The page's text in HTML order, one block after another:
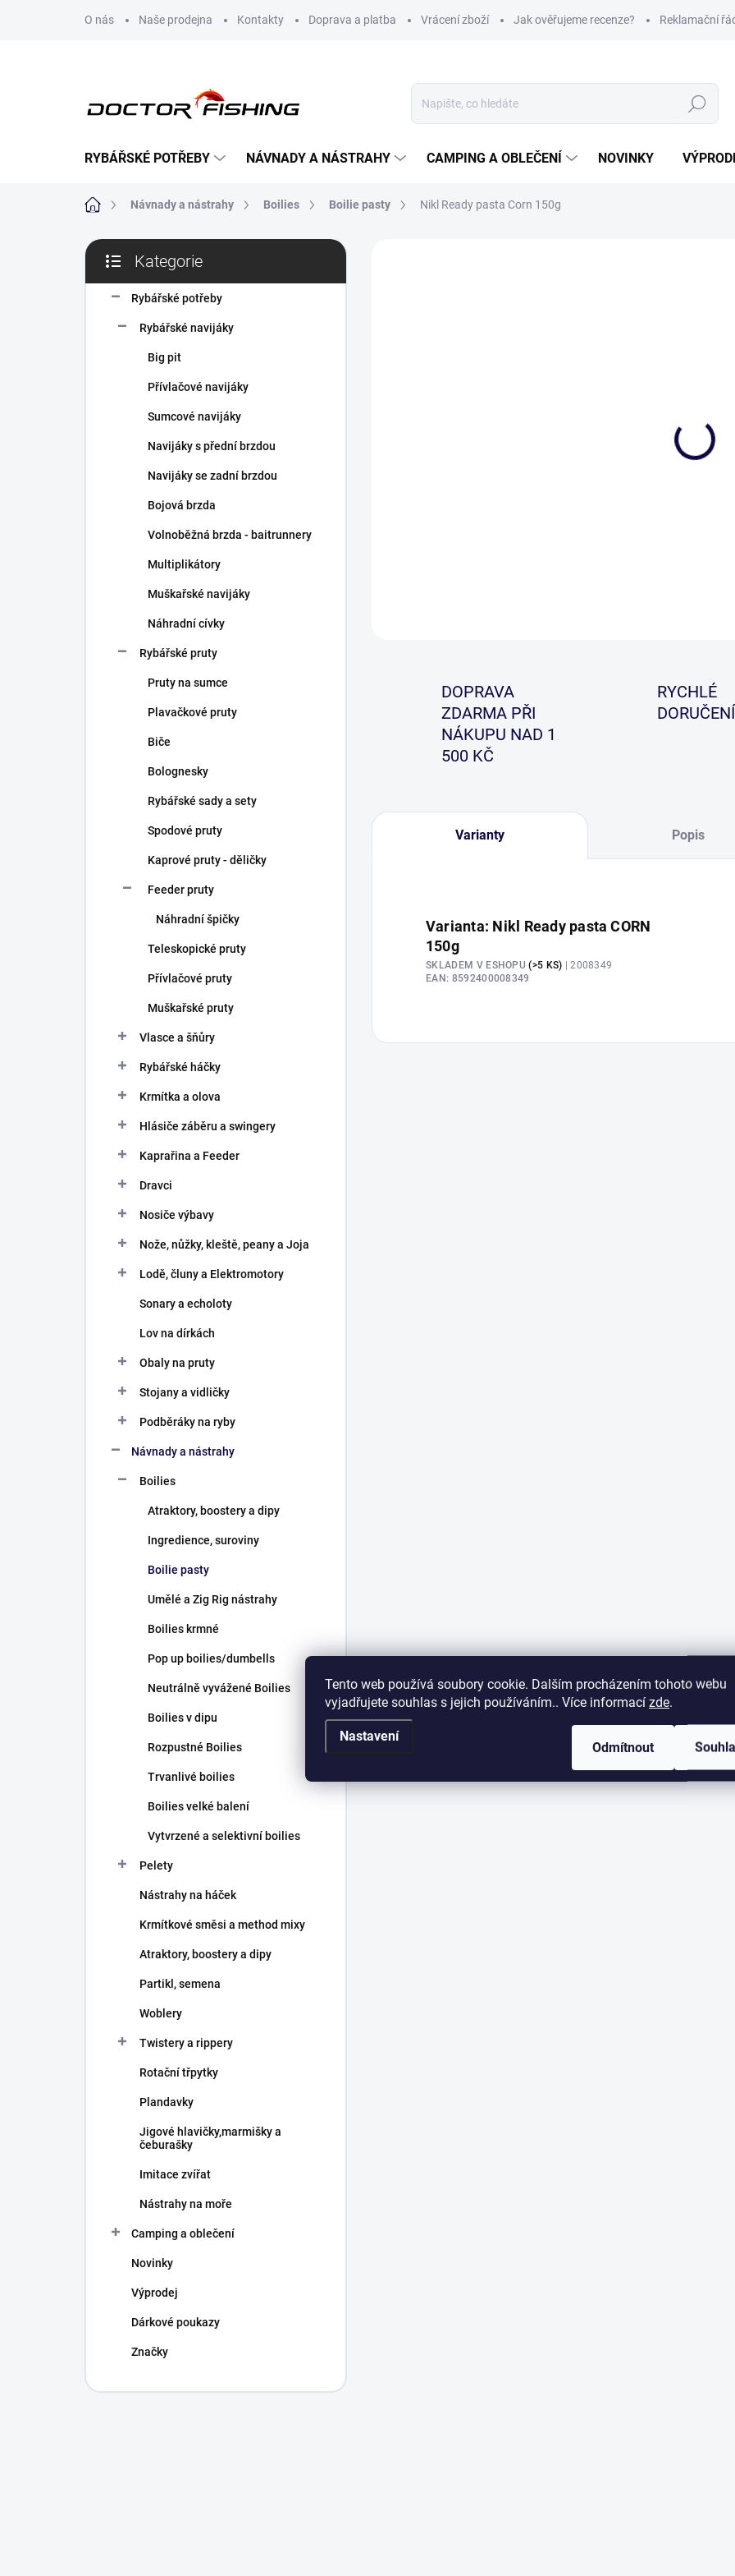
Tento web používá soubory cookie. Dalším procházením tohoto webu
vyjadřujete souhlas s jejich používáním.. Více informací zde.
Nastavení
Odmítnout
O nás Naše prodejna Kontakty Doprava a platba Vrácení zboží Jak ověřujeme recenze? Reklamační
Hledat
RYBÁŘSKÉ POTŘEBY NÁVNADY A NÁSTRAHY CAMPING A OBLEČENÍ NOVINKY
Domů Návnady a nástrahy Boilies Boilie pasty Nikl Ready pasta Corn 150g
P
s
kategorie
Kategorie
Rybářské potřeby
Rybářské navijáky
Big pit
Přívlačové navijáky
Sumcové navijáky
Navijáky s přední brzdou
Navijáky se zadní brzdou
Bojová brzda
Volnoběžná brzda - baitrunnery
Multiplikátory
Muškařské navijáky
Náhradní cívky
Rybářské pruty
Pruty na sumce
Plavačkové pruty
Biče
Bolognesky
Rybářské sady a sety
Spodové pruty
Kaprové pruty - děličky
Feeder pruty
Náhradní špičky
Teleskopické pruty
Přívlačové pruty
Muškařské pruty
Vlasce a šňůry
Rybářské háčky
Krmítka a olova
Hlásiče záběru a swingery
Kaprařina a Feeder
Dravci
Nosiče výbavy
Nože, nůžky, kleště, peany a Joja
Lodě, čluny a Elektromotory
Sonary a echoloty
Lov na dírkách
Obaly na pruty
Stojany a vidličky
Podběráky na ryby
Návnady a nástrahy
Boilies
Atraktory, boostery a dipy
Ingredience, suroviny
Boilie pasty
Umělé a Zig Rig nástrahy
Boilies krmné
Pop up boilies/dumbells
Neutrálně vyvážené Boilies
Boilies v dipu
Rozpustné Boilies
Trvanlivé boilies
Boilies velké balení
Vytvrzené a selektivní boilies
Pelety
Nástrahy na háček
Krmítkové směsi a method mixy
Atraktory, boostery a dipy
Partikl, semena
Woblery
Twistery a rippery
Rotační třpytky
Plandavky
Jigové hlavičky,marmišky a
čeburašky
Imitace zvířat
Nástrahy na moře
Camping a oblečení
Novinky
Výprodej
Dárkové poukazy
Značky
DOPRAVA
ZDARMA PŘI
NÁKUPU NAD 1
500 KČ
RYCHLÉ
DORUČENÍ
Varianty Popis
Varianta: Nikl Ready pasta CORN
150g
SKLADEM V ESHOPU(>5 KS) | 2008349
EAN: 8592400008349